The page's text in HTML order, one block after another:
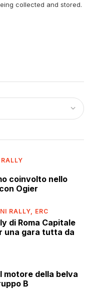
collected and stored.
coinvolto nello
Ogier
RALLY, ERC
di Roma Capitale
una gara tutta da
motore della belva
B